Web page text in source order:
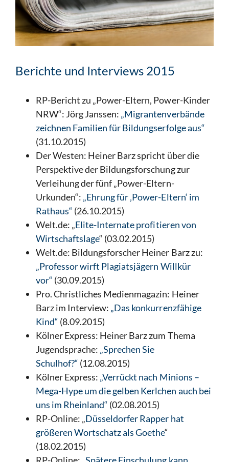
Berichte und Interviews 2015
RP-Bericht zu „Power-Eltern, Power-Kinder
NRW“: Jörg Janssen: „Migrantenverbände
zeichnen Familien für Bildungserfolge aus“
(31.10.2015)
Der Westen: Heiner Barz spricht über die
Perspektive der Bildungsforschung zur
Verleihung der fünf „Power-Eltern-
Urkunden“: „Ehrung für ‚Power-Eltern‘ im
Rathaus“ (26.10.2015)
Welt.de: „Elite-Internate profitieren von
Wirtschaftslage“ (03.02.2015)
Welt.de: Bildungsforscher Heiner Barz zu:
„Professor wirft Plagiatsjägern Willkür
vor“ (30.09.2015)
Pro. Christliches Medienmagazin: Heiner
Barz im Interview: „Das konkurrenzfähige
Kind“ (8.09.2015)
Kölner Express: Heiner Barz zum Thema
Jugendsprache: „Sprechen Sie
Schulhof?“ (12.08.2015)
Kölner Express: „Verrückt nach Minions –
Mega-Hype um die gelben Kerlchen auch bei
uns im Rheinland“ (02.08.2015)
RP-Online: „Düsseldorfer Rapper hat
größeren Wortschatz als Goethe“
(18.02.2015)